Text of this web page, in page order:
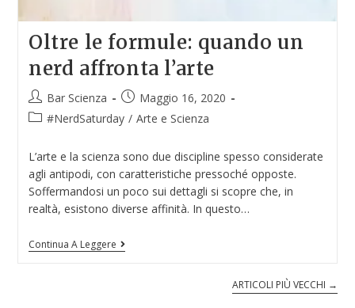
Oltre le formule: quando un
nerd affronta l’arte
Bar Scienza
Maggio 16, 2020
#NerdSaturday / Arte e Scienza
L’arte e la scienza sono due discipline spesso considerate
agli antipodi, con caratteristiche pressoché opposte.
Soffermandosi un poco sui dettagli si scopre che, in
realtà, esistono diverse affinità. In questo…
Continua A Leggere
ARTICOLI PIÙ VECCHI →